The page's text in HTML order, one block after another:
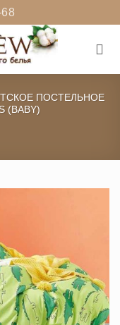
ПОСТЕЛЬНОЕ
(BABY)